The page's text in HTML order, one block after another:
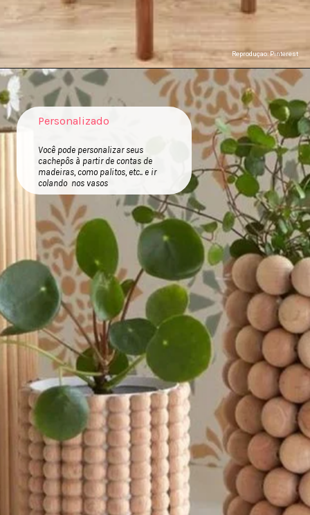
Reproduçao: Pinterest
Personalizado
Você pode personalizar seus
cachepôs à partir de contas de
madeiras, como palitos, etc.. e ir
colando nos vasos